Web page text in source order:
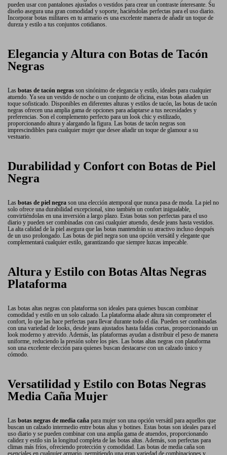
pueden usar con pantalones ajustados o vestidos para crear un contraste interesante. Su
diseño asegura una gran comodidad y soporte, haciéndolas perfectas para el uso diario.
Incorporar botas militares en tu armario es una excelente manera de añadir un toque de
dureza y estilo a tus conjuntos cotidianos.
Elegancia y Altura con Botas de Tacón
Negras
Las botas de tacón negras son sinónimo de elegancia y estilo, ideales para cualquier
atuendo. Ya sea un vestido de noche o un conjunto de oficina, estas botas añaden un
toque sofisticado. Disponibles en diferentes alturas y estilos de tacón, las botas de tacón
negras ofrecen una amplia gama de opciones para adaptarse a tus necesidades y
preferencias. Son el complemento perfecto para un look chic y estilizado,
proporcionando altura y alargando la figura. Las botas de tacón negras son
imprescindibles para cualquier mujer que desee añadir un toque de glamour a su
vestuario.
Durabilidad y Confort con Botas de Piel
Negra
Las botas de piel negra son una elección atemporal que nunca pasa de moda. La piel no
solo ofrece una durabilidad excepcional, sino también un confort inigualable,
convirtiéndolas en una inversión a largo plazo. Estas botas son perfectas para el uso
diario y pueden ser combinadas con casi cualquier atuendo, desde jeans hasta vestidos.
La alta calidad de la piel asegura que las botas mantendrán su atractivo incluso después
de un uso prolongado. Las botas de piel negra son una opción versátil y elegante que
complementará cualquier estilo, garantizando que siempre luzcas impecable.
Altura y Estilo con Botas Altas Negras
Plataforma
Las botas altas negras con plataforma son ideales para quienes buscan combinar
comodidad y estilo en un solo calzado. La plataforma añade altura sin comprometer el
confort, lo que las hace perfectas para llevar durante todo el día. Pueden ser combinadas
con una variedad de looks, desde jeans ajustados hasta faldas cortas, proporcionando un
look moderno y atrevido. Además, las plataformas ayudan a distribuir el peso de manera
uniforme, reduciendo la presión sobre los pies. Las botas altas negras con plataforma
son una excelente elección para quienes buscan destacarse con un calzado único y
cómodo.
Versatilidad y Estilo con Botas Negras
Media Caña Mujer
Las botas negras de media caña para mujer son una opción versátil para aquellos que
buscan un calzado intermedio entre botas altas y botines. Estas botas son ideales para el
uso diario y se pueden combinar con una amplia gama de atuendos, proporcionando
calidez y estilo sin la longitud completa de las botas altas. Además, son perfectas para
climas más fríos, ofreciendo protección y comodidad. Las botas de media caña son
esenciales en cualquier armario, permitiendo una gran variedad de combinaciones y